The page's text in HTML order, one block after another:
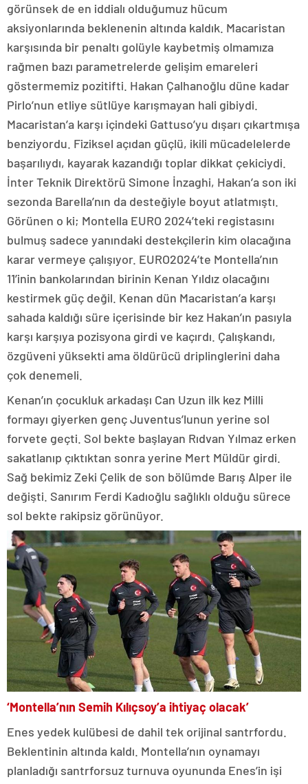
görünsek de en iddialı olduğumuz hücum
aksiyonlarında beklenenin altında kaldık. Macaristan
karşısında bir penaltı golüyle kaybetmiş olmamıza
rağmen bazı parametrelerde gelişim emareleri
göstermemiz pozitifti. Hakan Çalhanoğlu düne kadar
Pirlo’nun etliye sütlüye karışmayan hali gibiydi.
Macaristan’a karşı içindeki Gattuso’yu dışarı çıkartmışa
benziyordu. Fiziksel açıdan güçlü, ikili mücadelelerde
başarılıydı, kayarak kazandığı toplar dikkat çekiciydi.
İnter Teknik Direktörü Simone İnzaghi, Hakan’a son iki
sezonda Barella’nın da desteğiyle boyut atlatmıştı.
Görünen o ki; Montella EURO 2024’teki registasını
bulmuş sadece yanındaki destekçilerin kim olacağına
karar vermeye çalışıyor. EURO2024’te Montella’nın
11’inin bankolarından birinin Kenan Yıldız olacağını
kestirmek güç değil. Kenan dün Macaristan’a karşı
sahada kaldığı süre içerisinde bir kez Hakan’ın pasıyla
karşı karşıya pozisyona girdi ve kaçırdı. Çalışkandı,
özgüveni yüksekti ama öldürücü driplinglerini daha
çok denemeli.
Kenan’ın çocukluk arkadaşı Can Uzun ilk kez Milli
formayı giyerken genç Juventus’lunun yerine sol
forvete geçti. Sol bekte başlayan Rıdvan Yılmaz erken
sakatlanıp çıktıktan sonra yerine Mert Müldür girdi.
Sağ bekimiz Zeki Çelik de son bölümde Barış Alper ile
değişti. Sanırım Ferdi Kadıoğlu sağlıklı olduğu sürece
sol bekte rakipsiz görünüyor.
‘Montella’nın Semih Kılıçsoy’a ihtiyaç olacak’
Enes yedek kulübesi de dahil tek orijinal santrfordu.
Beklentinin altında kaldı. Montella’nın oynamayı
planladığı santrforsuz turnuva oyununda Enes’in işi